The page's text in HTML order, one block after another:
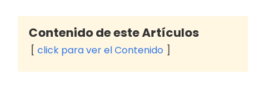
Contenido de este Artículos
click para ver el Contenido